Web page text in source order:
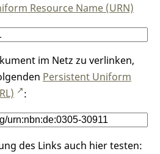
Resource Name (URN)
im Netz zu verlinken,
Persistent Uniform
:
des Links auch hier testen: